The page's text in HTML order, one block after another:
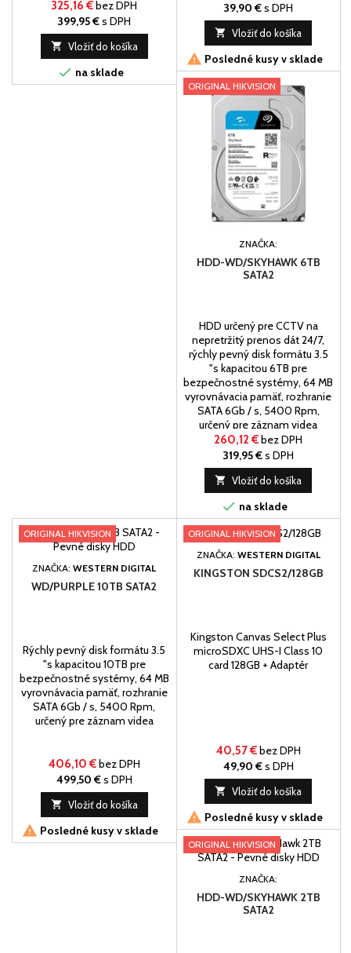
325,16 €bez DPH
399,95 €s DPH
 Vložiť do košíka
 na sklade
39,90 €s DPH
 Vložiť do košíka
 Posledné kusy v sklade
ORIGINAL HIKVISION
ZNAČKA:
HDD-WD/SKYHAWK 6TB
SATA2
HDD určený pre CCTV na
nepretržitý prenos dát 24/7,
rýchly pevný disk formátu 3.5
"s kapacitou 6TB pre
bezpečnostné systémy, 64 MB
vyrovnávacia pamäť, rozhranie
SATA 6Gb / s, 5400 Rpm,
určený pre záznam videa
260,12 €bez DPH
319,95 €s DPH
 Vložiť do košíka
 na sklade
ORIGINAL HIKVISION
ZNAČKA:WESTERN DIGITAL
WD/PURPLE 10TB SATA2
Rýchly pevný disk formátu 3.5
"s kapacitou 10TB pre
bezpečnostné systémy, 64 MB
vyrovnávacia pamäť, rozhranie
SATA 6Gb / s, 5400 Rpm,
určený pre záznam videa
406,10 €bez DPH
499,50 €s DPH
 Vložiť do košíka
 Posledné kusy v sklade
ORIGINAL HIKVISION
ZNAČKA: WESTERN DIGITAL
KINGSTON SDCS2/128GB
Kingston Canvas Select Plus
microSDXC UHS-I Class 10
card 128GB + Adaptér
40,57 €bez DPH
49,90 €s DPH
 Vložiť do košíka
 Posledné kusy v sklade
ORIGINAL HIKVISION
ZNAČKA:
HDD-WD/SKYHAWK 2TB
SATA2